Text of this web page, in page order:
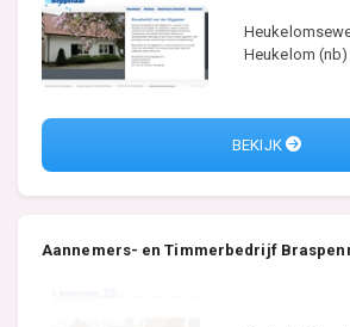
Heukelom (nb)
BEKIJK
Aannemers- en Timmerbedrijf